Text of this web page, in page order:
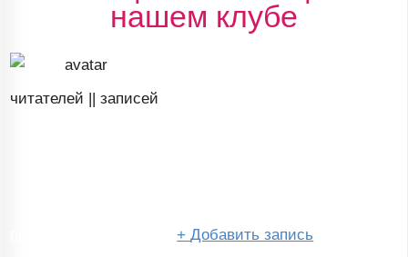
нашем клубе
читателей ||записей
перейти в сообщество+Добавить запись